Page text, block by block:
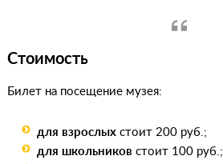
Стоимость
Билет на посещение музея:
для взрослыхстоит 200 руб.;
для школьников стоит 100 руб.;